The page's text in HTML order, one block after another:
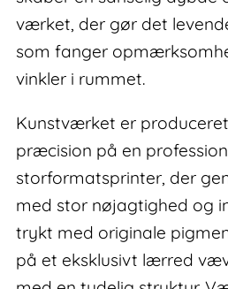
værket, der gør det
som fanger
vinkler i rummet.
Kunstværket er
præcision på en
storformatsprinter, der
med stor nøjagtighed og
trykt med originale
på et eksklusivt lærred